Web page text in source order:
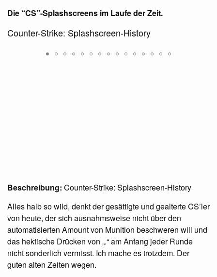
Die “CS”-Splashscreens im Laufe der Zeit.
Counter-Strike: Splashscreen-History
Beschreibung: Counter-Strike: Splashscreen-History
Alles halb so wild, denkt der gesättigte und gealterte CS’ler
von heute, der sich ausnahmsweise nicht über den
automatisierten Amount von Munition beschweren will und
das hektische Drücken von „.“ am Anfang jeder Runde
nicht sonderlich vermisst. Ich mache es trotzdem. Der
guten alten Zeiten wegen.